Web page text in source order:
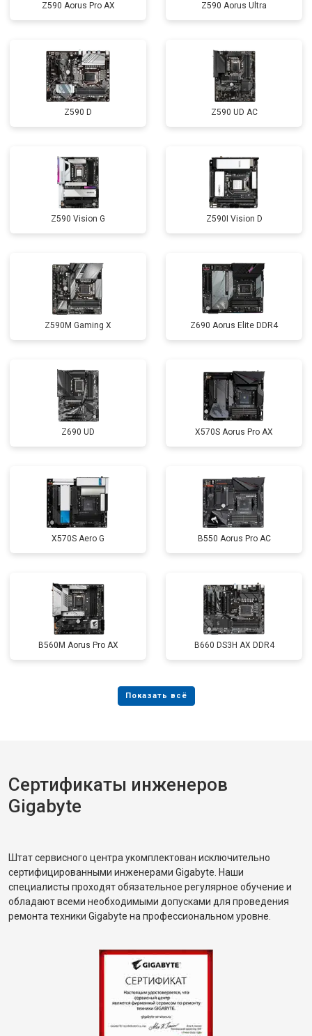
Z590 Aorus Pro AX Z590 Aorus Ultra
Z590 D Z590 UD AC
Z590 Vision G Z590I Vision D
Z590M Gaming X Z690 Aorus Elite DDR4
Z690 UD X570S Aorus Pro AX
X570S Aero G B550 Aorus Pro AC
B560M Aorus Pro AX B660 DS3H AX DDR4
Сертификаты инженеров
Gigabyte
Штат сервисного центра укомплектован исключительно
сертифицированными инженерами Gigabyte. Наши
специалисты проходят обязательное регулярное обучение и
обладают всеми необходимыми допусками для проведения
ремонта техники Gigabyte на профессиональном уровне.